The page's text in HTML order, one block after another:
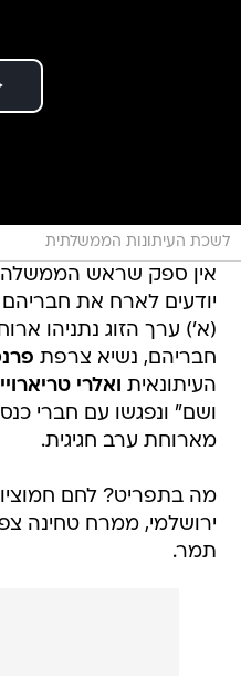
לשכת העיתונות הממשלתית
אין ספק שראש
יודעים לארח את
(א') ערך הזוג נתניהו
חבריהם, נשיא צרפת
העיתונאית ואלרי
ושם" ונפגשו עם חברי
מארוחת ערב חגיגית.
מה בתפריט? לחם
ירושלמי, ממרח טחינה
תמר.